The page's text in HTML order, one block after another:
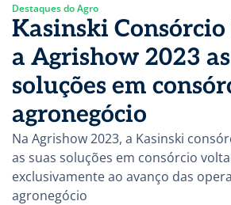
Destaques do Agro
Kasinski
a Agrishow 2023
soluções em
agronegócio
Na Agrishow 2023, a Kasinski
as suas soluções em consórcio
exclusivamente ao avanço das
agronegócio